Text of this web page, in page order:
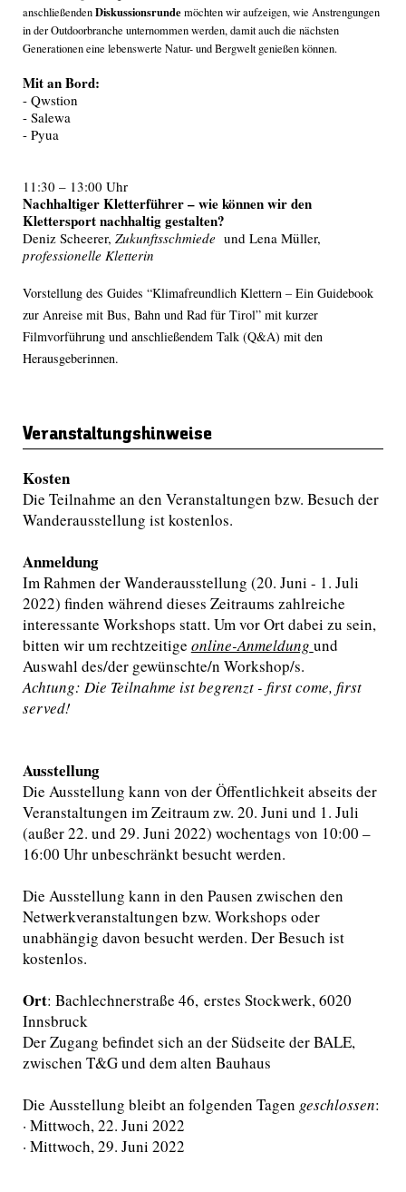
anschließendenDiskussionsrundemöchten wir aufzeigen, wie Anstrengungen
in der Outdoorbranche unternommen werden, damit auch die nächsten
Generationen eine lebenswerte Natur- und Bergwelt genießen können.
Mit an Bord:
- Qwstion
- Salewa
- Pyua
11:30 – 13:00 Uhr
Nachhaltiger Kletterführer – wie können wir den
Klettersport nachhaltig gestalten?
Deniz Scheerer, Zukunftsschmiede und Lena Müller,
professionelle Kletterin
Vorstellung des Guides “Klimafreundlich Klettern – Ein Guidebook
zur Anreise mit Bus, Bahn und Rad für Tirol” mit kurzer
Filmvorführung und anschließendem Talk (Q&A) mit den
Herausgeberinnen.
Veranstaltungshinweise
Kosten
Die Teilnahme an den Veranstaltungen bzw. Besuch der
Wanderausstellung ist kostenlos.
Anmeldung
Im Rahmen der Wanderausstellung (20. Juni - 1. Juli
2022) finden während dieses Zeitraums zahlreiche
interessante Workshops statt. Um vor Ort dabei zu sein,
bitten wir um rechtzeitige online-Anmeldung und
Auswahl des/der gewünschte/n Workshop/s.
Achtung: Die Teilnahme ist begrenzt - first come, first
served!
Ausstellung
Die Ausstellung kann von der Öffentlichkeit abseits der
Veranstaltungen im Zeitraum zw. 20. Juni und 1. Juli
(außer 22. und 29. Juni 2022) wochentags von 10:00 –
16:00 Uhr unbeschränkt besucht werden.
Die Ausstellung kann in den Pausen zwischen den
Netwerkveranstaltungen bzw. Workshops oder
unabhängig davon besucht werden. Der Besuch ist
kostenlos.
Ort: Bachlechnerstraße 46, erstes Stockwerk, 6020
Innsbruck
Der Zugang befindet sich an der Südseite der BALE,
zwischen T&G und dem alten Bauhaus
Die Ausstellung bleibt an folgenden Tagen geschlossen:
· Mittwoch, 22. Juni 2022
· Mittwoch, 29. Juni 2022